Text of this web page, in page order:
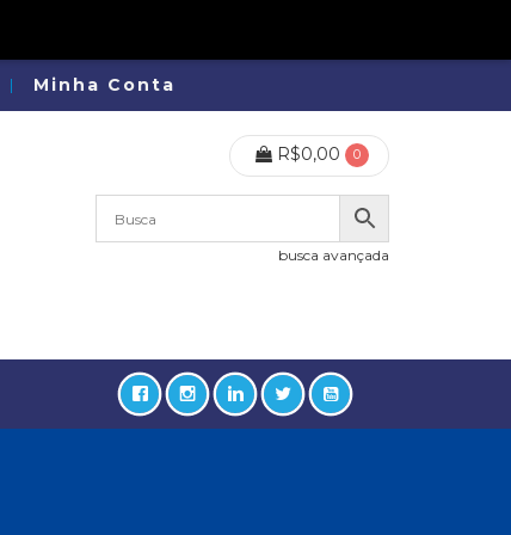
Minha Conta
R$0,00 0
busca avançada